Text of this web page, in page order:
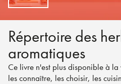
Répertoire des
aromatiques
Ce livre n'est plus disponible à la
les connaître, les choisir, les